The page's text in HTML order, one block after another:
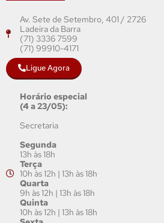
Av. Sete de Setembro, 401 / 2726
Ladeira da Barra
(71) 3336 7599
(71) 99910-4171
Ligue Agora
Horário especial
(4 a 23/05):
Secretaria
Segunda
13h às 18h
Terça
10h às 12h | 13h às 18h
Quarta
9h às 12h | 13h às 18h
Quinta
10h às 12h | 13h às 18h